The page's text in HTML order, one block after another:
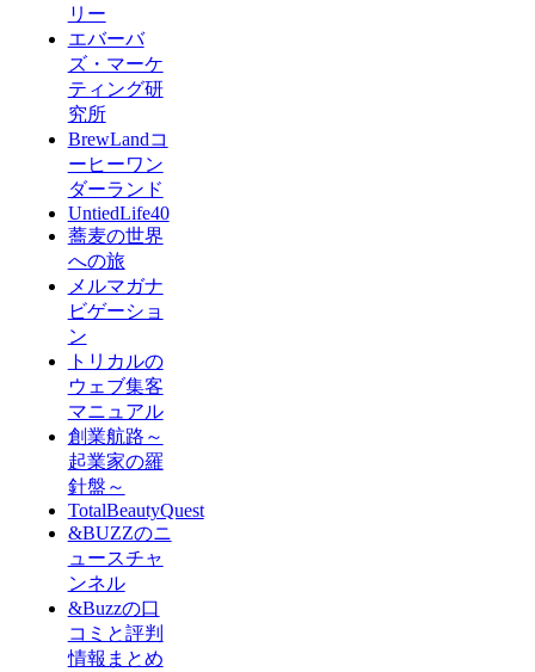
リー
エバーバ
ズ・マーケ
ティング研
究所
BrewLandコ
ーヒーワン
ダーランド
UntiedLife40
蕎麦の世界
への旅
メルマガナ
ビゲーショ
ン
トリカルの
ウェブ集客
マニュアル
創業航路～
起業家の羅
針盤～
TotalBeautyQuest
&BUZZのニ
ュースチャ
ンネル
&Buzzの口
コミと評判
情報まとめ